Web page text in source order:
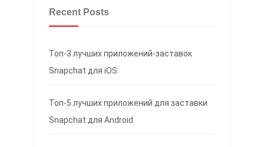
Recent Posts
Топ-3 лучших приложений-заставок
Snapchat для iOS
Топ-5 лучших приложений для заставки
Snapchat для Android